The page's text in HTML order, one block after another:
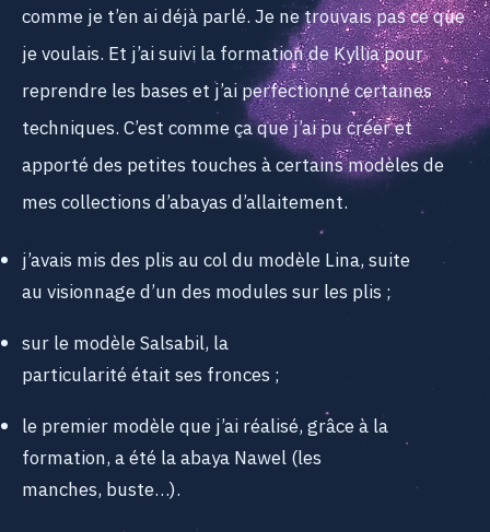
comme je t’en ai déjà parlé. Je ne trouvais pas ce que
je voulais. Et j’ai suivi la formation de Kyllia pour
reprendre les bases et j’ai perfectionné certaines
techniques. C’est comme ça que j’ai pu créer et
apporté des petites touches à certains modèles de
mes collections d’abayas d’allaitement.
j’avais mis des plis au col du modèle Lina, suite
au visionnage d’un des modules sur les plis ;
sur le modèle Salsabil, la
particularité était ses fronces ;
le premier modèle que j’ai réalisé, grâce à la
formation, a été la abaya Nawel (les
manches, buste…).